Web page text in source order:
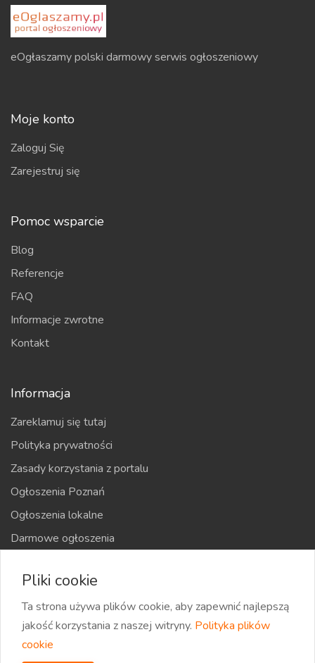
eOgłaszamy polski darmowy serwis ogłoszeniowy
Moje konto
Zaloguj Się
Zarejestruj się
Pomoc wsparcie
Blog
Referencje
FAQ
Informacje zwrotne
Kontakt
Informacja
Zareklamuj się tutaj
Polityka prywatności
Zasady korzystania z portalu
Ogłoszenia Poznań
Ogłoszenia lokalne
Darmowe ogłoszenia
Mapa strony
Pliki cookie
Ta strona używa plików cookie, aby zapewnić najlepszą
jakość korzystania z naszej witryny. Polityka plików
cookie